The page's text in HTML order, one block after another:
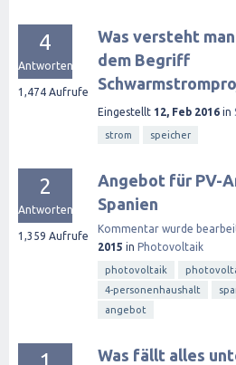
4
Antworten
1,474 Aufrufe
Was versteht
dem Begriff
Eingestellt 12, Feb 2016 in
strom speicher
2
Antworten
1,359 Aufrufe
Angebot für PV-
Spanien
Kommentar wurde
2015 in Photovoltaik
photovoltaik
4-personenhaushalt
angebot
Was fällt alles